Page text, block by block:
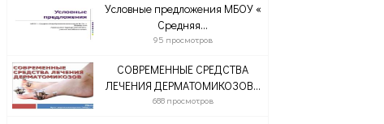
Условные предложения МБОУ «
Средняя...
95 просмотров
СОВРЕМЕННЫЕ СРЕДСТВА
ЛЕЧЕНИЯ ДЕРМАТОМИКОЗОВ...
688 просмотров